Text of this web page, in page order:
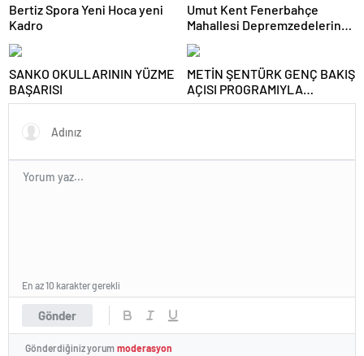
Bertiz Spora Yeni Hoca yeni
Kadro
Umut Kent Fenerbahçe
Mahallesi Depremzedelerin
SANKO OKULLARININ YÜZME
BAŞARISI
METİN ŞENTÜRK GENÇ BAKIŞ
AÇISI PROGRAMIYLA
GENÇLERLE BİR ARAYA
Gönder
En az 10 karakter gerekli
Gönderdiğiniz yorum moderasyon